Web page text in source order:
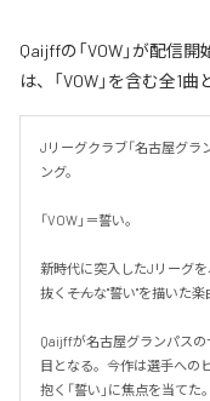
Qaijffの「VOW」が配信
は、「VOW」を含む全1曲
Jリーグクラブ「名古屋グラ
ング。
「VOW」＝誓い。
新時代に突入したJリーグ
抜く――そんな"誓い"を描いた楽
Qaijffが名古屋グランパスの
目となる。今作は選手への
抱く「誓い」に焦点を当てた。